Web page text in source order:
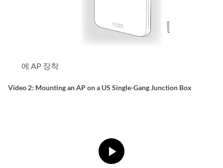
에 AP 장착
Video 2: Mounting an AP on a US Single-Gang Junction Box